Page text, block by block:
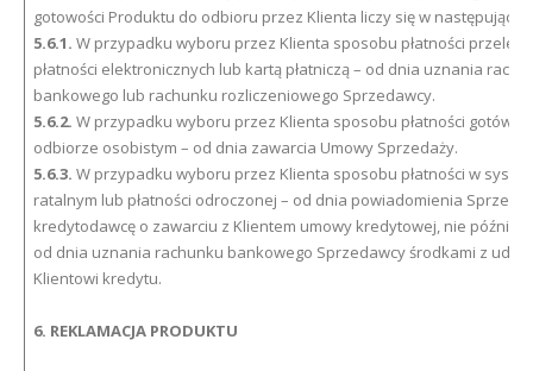
gotowości Produktu do odbioru przez Klienta liczy się w następujący
5.6.1. W przypadku wyboru przez Klienta sposobu płatności
płatności elektronicznych lub kartą płatniczą – od dnia uznania
bankowego lub rachunku rozliczeniowego Sprzedawcy.
5.6.2. W przypadku wyboru przez Klienta sposobu płatności
odbiorze osobistym – od dnia zawarcia Umowy Sprzedaży.
5.6.3. W przypadku wyboru przez Klienta sposobu płatności w
ratalnym lub płatności odroczonej – od dnia powiadomienia
kredytodawcę o zawarciu z Klientem umowy kredytowej, nie później
od dnia uznania rachunku bankowego Sprzedawcy środkami z
Klientowi kredytu.
6. REKLAMACJA PRODUKTU